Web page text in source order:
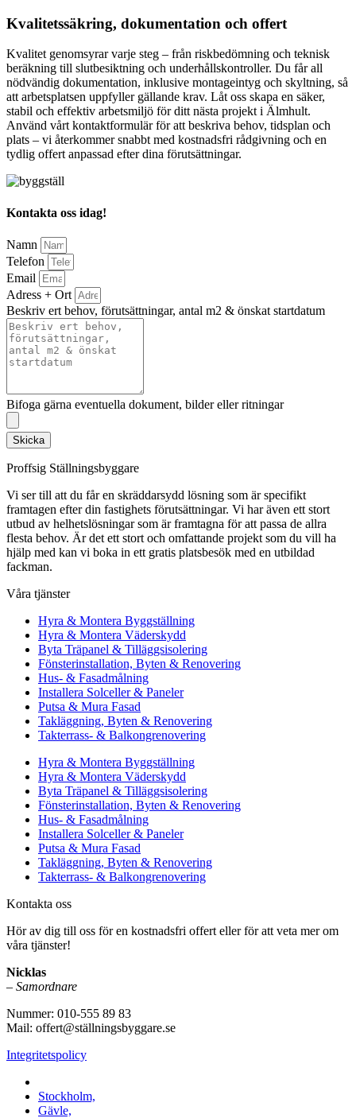
Kvalitetssäkring, dokumentation och offert
Kvalitet genomsyrar varje steg – från riskbedömning och teknisk
beräkning till slutbesiktning och underhållskontroller. Du får all
nödvändig dokumentation, inklusive montageintyg och skyltning, så
att arbetsplatsen uppfyller gällande krav. Låt oss skapa en säker,
stabil och effektiv arbetsmiljö för ditt nästa projekt i Älmhult.
Använd vårt kontaktformulär för att beskriva behov, tidsplan och
plats – vi återkommer snabbt med kostnadsfri rådgivning och en
tydlig offert anpassad efter dina förutsättningar.
Kontakta oss idag!
Namn
Telefon
Email
Adress + Ort
Beskriv ert behov, förutsättningar, antal m2 & önskat startdatum
Bifoga gärna eventuella dokument, bilder eller ritningar
Skicka
Proffsig Ställningsbyggare
Vi ser till att du får en skräddarsydd lösning som är specifikt
framtagen efter din fastighets förutsättningar. Vi har även ett stort
utbud av helhetslösningar som är framtagna för att passa de allra
flesta behov. Är det ett stort och omfattande projekt som du vill ha
hjälp med kan vi boka in ett gratis platsbesök med en utbildad
fackman.
Våra tjänster
Hyra & Montera Byggställning
Hyra & Montera Väderskydd
Byta Träpanel & Tilläggsisolering
Fönsterinstallation, Byten & Renovering
Hus- & Fasadmålning
Installera Solceller & Paneler
Putsa & Mura Fasad
Takläggning, Byten & Renovering
Takterrass- & Balkongrenovering
Hyra & Montera Byggställning
Hyra & Montera Väderskydd
Byta Träpanel & Tilläggsisolering
Fönsterinstallation, Byten & Renovering
Hus- & Fasadmålning
Installera Solceller & Paneler
Putsa & Mura Fasad
Takläggning, Byten & Renovering
Takterrass- & Balkongrenovering
Kontakta oss
Hör av dig till oss för en kostnadsfri offert eller för att veta mer om
våra tjänster!
Nicklas
– Samordnare
Nummer: 010-555 89 83
Mail: offert@ställningsbyggare.se
Integritetspolicy
Stockholm,
Gävle,